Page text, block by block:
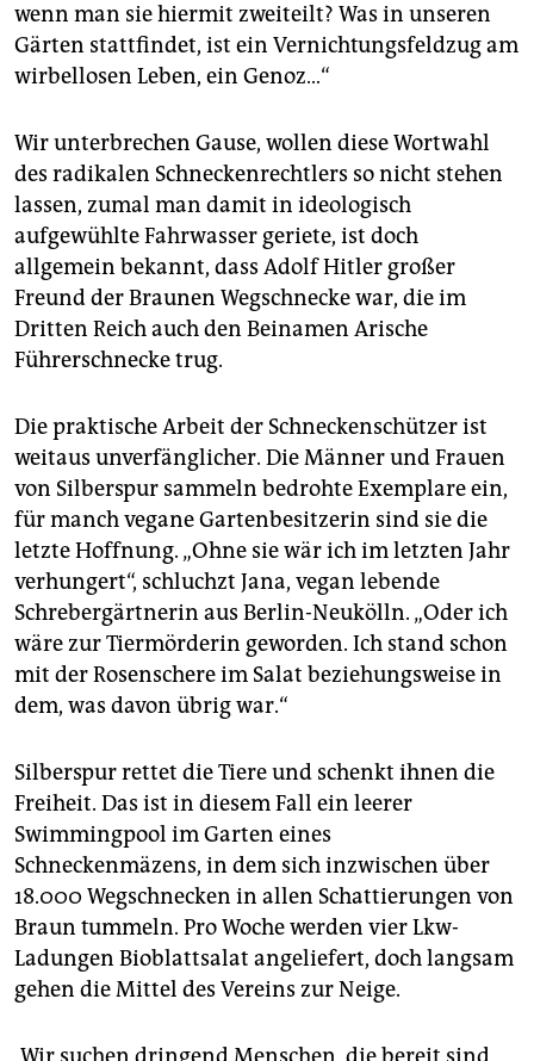
wenn man sie hiermit zweiteilt? Was in unseren
Gärten stattfindet, ist ein Vernichtungsfeldzug am
wirbellosen Leben, ein Genoz…“
Wir unterbrechen Gause, wollen diese Wortwahl
des radikalen Schneckenrechtlers so nicht stehen
lassen, zumal man damit in ideologisch
aufgewühlte Fahrwasser geriete, ist doch
allgemein bekannt, dass Adolf Hitler großer
Freund der Braunen Wegschnecke war, die im
Dritten Reich auch den Beinamen Arische
Führerschnecke trug.
Die praktische Arbeit der Schneckenschützer ist
weitaus unverfänglicher. Die Männer und Frauen
von Silberspur sammeln bedrohte Exemplare ein,
für manch vegane Gartenbesitzerin sind sie die
letzte Hoffnung. „Ohne sie wär ich im letzten Jahr
verhungert“, schluchzt Jana, vegan lebende
Schrebergärtnerin aus Berlin-Neukölln. „Oder ich
wäre zur Tiermörderin geworden. Ich stand schon
mit der Rosenschere im Salat beziehungsweise in
dem, was davon übrig war.“
Silberspur rettet die Tiere und schenkt ihnen die
Freiheit. Das ist in diesem Fall ein leerer
Swimmingpool im Garten eines
Schneckenmäzens, in dem sich inzwischen über
18.000 Wegschnecken in allen Schattierungen von
Braun tummeln. Pro Woche werden vier Lkw-
Ladungen Bioblattsalat angeliefert, doch langsam
gehen die Mittel des Vereins zur Neige.